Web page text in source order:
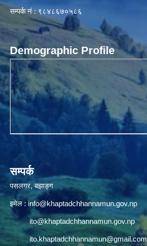
सम्पर्क नं : ९८४८६७०५८६
Demographic Profile
सम्पर्क
पसलगर, बझाङ्ग
इमेल : info@khaptadchhannamun.gov.np
ito@khaptadchhannamun.gov.np
ito.khaptadchhannamun@gmail.com